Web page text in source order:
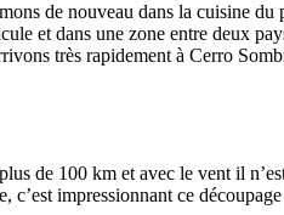
de nouveau dans la cuisine
et dans une zone entre deux
très rapidement à Cerro
de 100 km et avec le vent il
impressionnant ce